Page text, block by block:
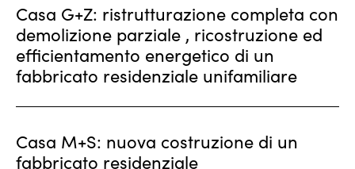
Casa G+Z: ristrutturazione completa con
demolizione parziale , ricostruzione ed
efficientamento energetico di un
fabbricato residenziale unifamiliare
Casa M+S: nuova costruzione di un
fabbricato residenziale